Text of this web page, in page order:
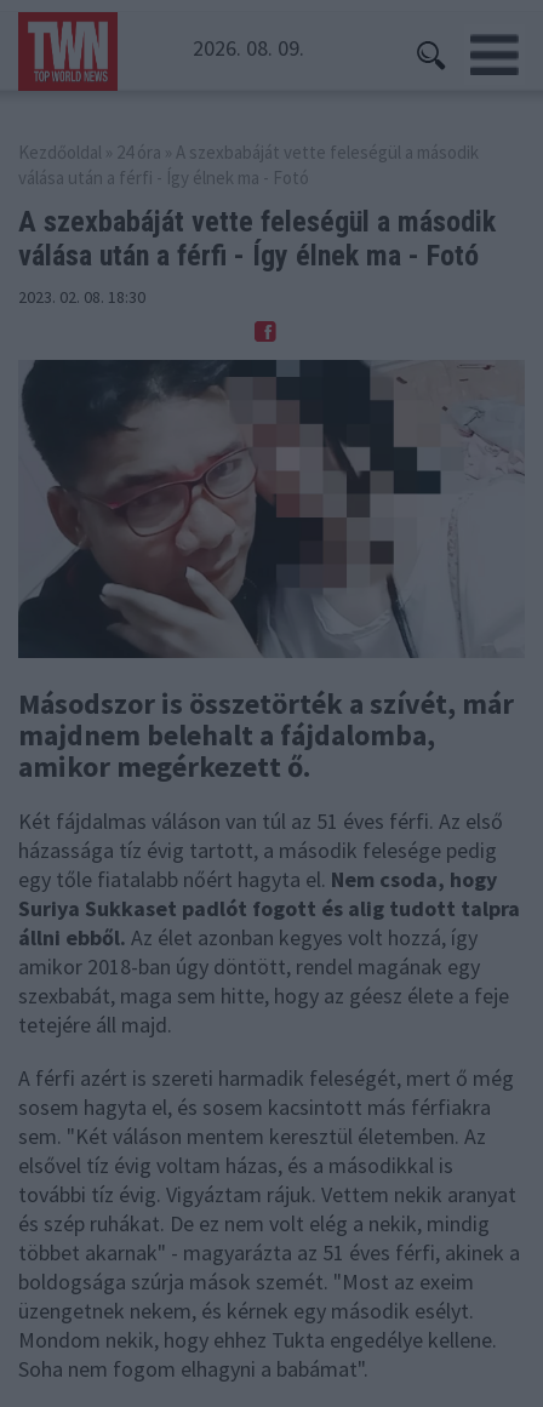
2026. 08. 09.
Kezdőoldal » 24 óra » A szexbabáját vette feleségül a második
válása után a férfi - Így élnek ma - Fotó
A szexbabáját vette feleségül a második
válása után a férfi - Így élnek ma - Fotó
2023. 02. 08. 18:30
Másodszor is összetörték a szívét, már
majdnem belehalt a fájdalomba,
amikor megérkezett ő.
Két fájdalmas váláson van túl az 51 éves férfi. Az első
házassága tíz évig tartott, a második felesége pedig
egy tőle fiatalabb nőért hagyta el. Nem csoda, hogy
Suriya Sukkaset padlót fogott és alig tudott talpra
állni ebből. Az élet azonban kegyes volt hozzá, így
amikor 2018-ban úgy döntött, rendel magának egy
szexbabát, maga sem hitte, hogy az géesz élete a feje
tetejére áll majd.
A férfi azért is szereti harmadik feleségét, mert ő még
sosem hagyta el, és sosem kacsintott más férfiakra
sem. "Két váláson mentem keresztül életemben. Az
elsővel tíz évig voltam házas, és a másodikkal is
további tíz évig. Vigyáztam rájuk. Vettem nekik aranyat
és szép ruhákat. De ez nem volt elég a nekik, mindig
többet akarnak" - magyarázta az 51 éves férfi, akinek a
boldogsága szúrja mások szemét. "Most az exeim
üzengetnek nekem, és kérnek egy második esélyt.
Mondom nekik, hogy ehhez Tukta engedélye kellene.
Soha nem fogom elhagyni a babámat".